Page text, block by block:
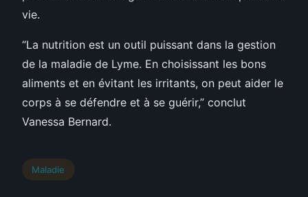
vie.
“La nutrition est un outil puissant dans la gestion
de la maladie de Lyme. En choisissant les bons
aliments et en évitant les irritants, on peut aider le
corps à se défendre et à se guérir,” conclut
Vanessa Bernard.
Maladie